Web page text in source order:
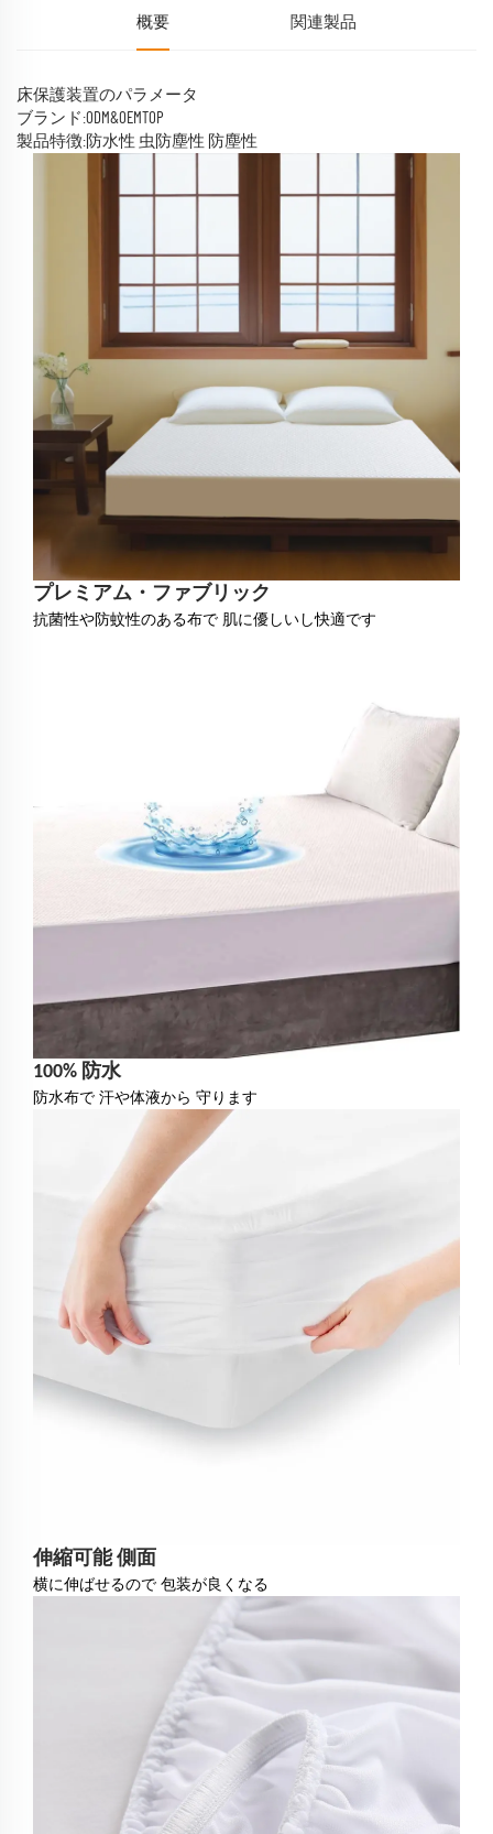
概要 関連製品
床保護装置のパラメータ
ブランド:ODM&OEMTOP
製品特徴:防水性 虫防塵性 防塵性
プレミアム・ファブリック
抗菌性や防蚊性のある布で 肌に優しいし快適です
100% 防水
防水布で 汗や体液から 守ります
伸縮可能 側面
横に伸ばせるので 包装が良くなる